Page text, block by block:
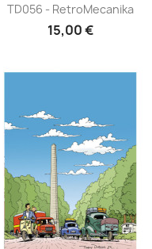
TD056 - RetroMecanika
15,00 €